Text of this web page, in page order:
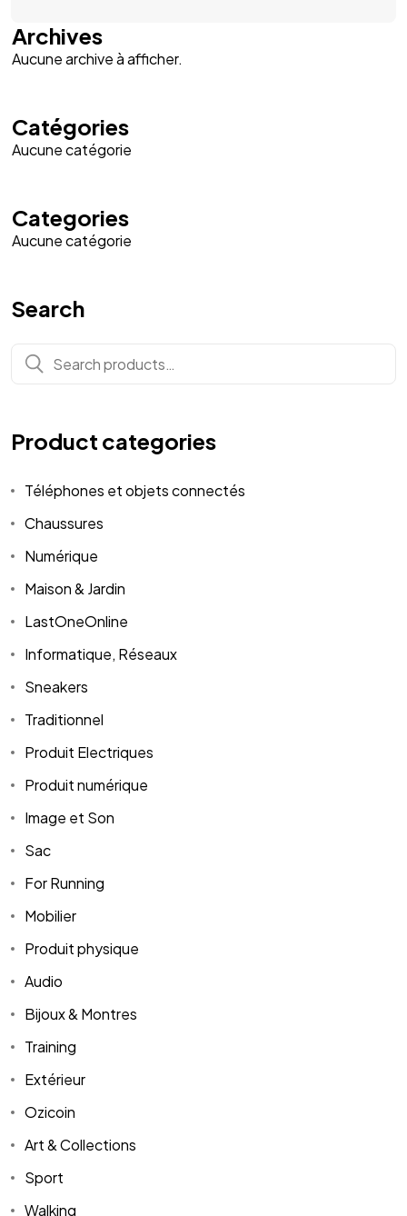
Archives
Aucune archive à afficher.
Catégories
Aucune catégorie
Categories
Aucune catégorie
Search
Search
for:
Product categories
Téléphones et objets connectés
Chaussures
Numérique
Maison & Jardin
LastOneOnline
Informatique, Réseaux
Sneakers
Traditionnel
Produit Electriques
Produit numérique
Image et Son
Sac
For Running
Mobilier
Produit physique
Audio
Bijoux & Montres
Training
Extérieur
Ozicoin
Art & Collections
Sport
Walking